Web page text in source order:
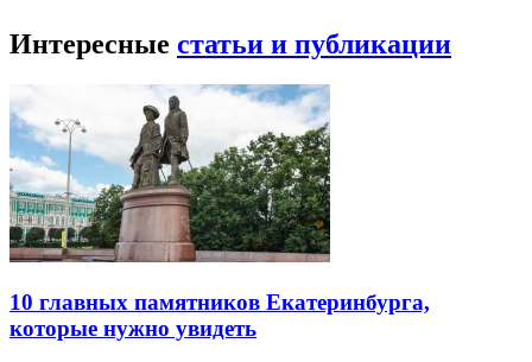
Интересные статьи и публикации
10 главных памятников Екатеринбурга,
которые нужно увидеть